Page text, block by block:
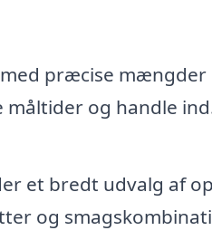
præcise mængder
og handle
et bredt udvalg af
og